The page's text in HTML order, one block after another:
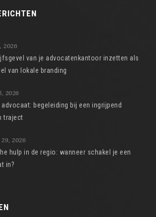
2026
van je advocatenkantoor inzetten als
van lokale branding
2026
begeleiding bij een ingrijpend
traject
2026
hulp in de regio: wanneer schakel je een
in?